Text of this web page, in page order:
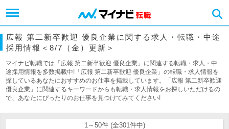
広報 第二新卒歓迎 優良企業に関する求人・転職・中途
採用情報＜8/7（金）更新＞
マイナビ転職では「広報 第二新卒歓迎 優良企業」に関連する転職・求人・中
途採用情報を多数掲載中!「広報 第二新卒歓迎 優良企業」の転職・求人情報を
探しているあなたにおすすめのお仕事を掲載しています。「広報 第二新卒歓迎
優良企業」に関連するキーワードからも転職・求人情報をお探しいただけるの
で、あなたにぴったりのお仕事を見つけてみてください!
1～50件 (全301件中)